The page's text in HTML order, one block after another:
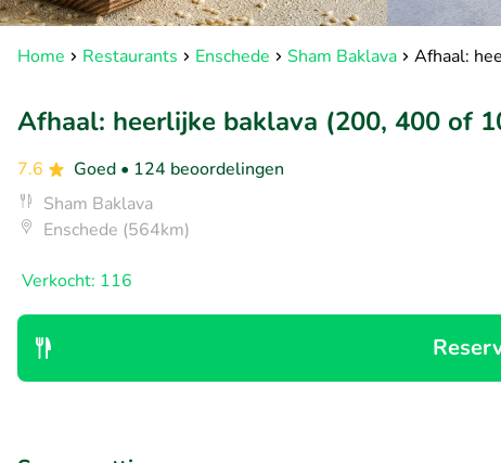
Home Restaurants Enschede Sham Baklava Afhaal:
Afhaal: heerlijke baklava (200, 400 of
7.6 Goed • 124 beoordelingen
Sham Baklava
Enschede (564km)
Verkocht: 116